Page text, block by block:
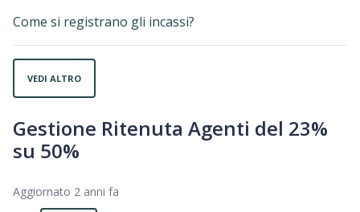
Come si registrano gli incassi?
VEDI ALTRO
Gestione Ritenuta Agenti del 23%
su 50%
Aggiornato 2 anni fa